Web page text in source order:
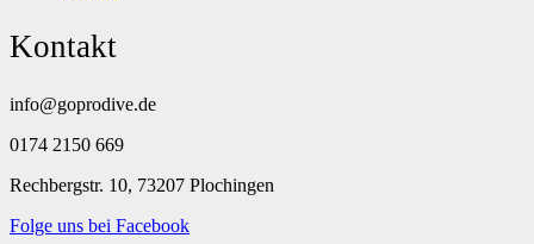
Kontakt
info@goprodive.de
0174 2150 669
Rechbergstr. 10, 73207 Plochingen
Folge uns bei Facebook